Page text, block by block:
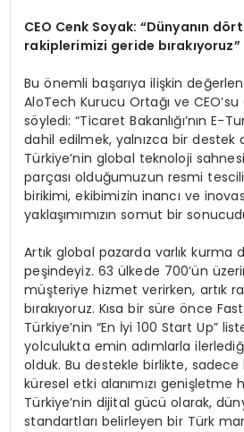
CEO Cenk Soyak: “Dünyanın dört
rakiplerimizi geride bırakıyoruz”
Bu önemli başarıya ilişkin
AloTech Kurucu Ortağı ve CEO’su
söyledi: “Ticaret Bakanlığı’nın E-
dahil edilmek, yalnızca bir destek
Türkiye’nin global teknoloji
parçası olduğumuzun resmi
birikimi, ekibimizin inancı ve
yaklaşımımızın somut bir
Artık global pazarda varlık kurma
peşindeyiz. 63 ülkede 700’ün
müşteriye hizmet verirken, artık
bırakıyoruz. Kısa bir süre önce
Türkiye’nin “En İyi 100 Start Up”
yolculukta emin adımlarla
olduk. Bu destekle birlikte,
küresel etki alanımızı genişletme
Türkiye’nin dijital gücü olarak,
standartları belirleyen bir Türk